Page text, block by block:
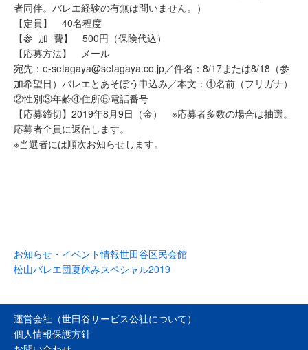
者同伴。バレエ経験の有無は問いません。）
【定員】 40名程度
【参 加 費】 500円（保険代込）
【応募方法】 メール
宛先：e-setagaya@setagaya.co.jp／件名：8/17または8/18（参
加希望日）バレエとあそぼう申込み／本文：①名前（フリガナ）
②性別③年齢④住所⑤電話番号
【応募締切】2019年8月9日（金） ※応募者多数の場合は抽選。
応募者全員に返信します。
※当選者には順次お知らせします。
お知らせ・イベント情報世田谷区民会館
松山バレエ団夏休みスペシャル2019
運営会社（世田谷サービス公社について）
個人情報保護方針